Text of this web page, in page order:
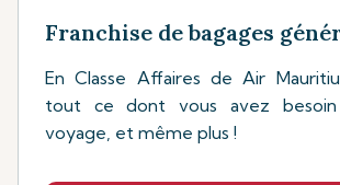
Franchise de bagages
En Classe Affaires de Air
tout ce dont vous avez
voyage, et même plus !